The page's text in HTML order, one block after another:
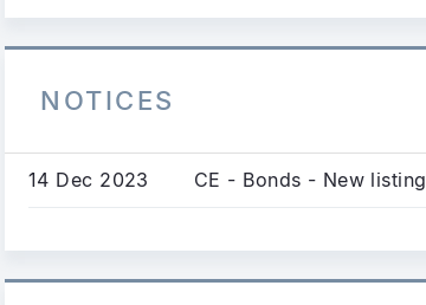
NOTICES
14 Dec 2023 CE - Bonds - New listing